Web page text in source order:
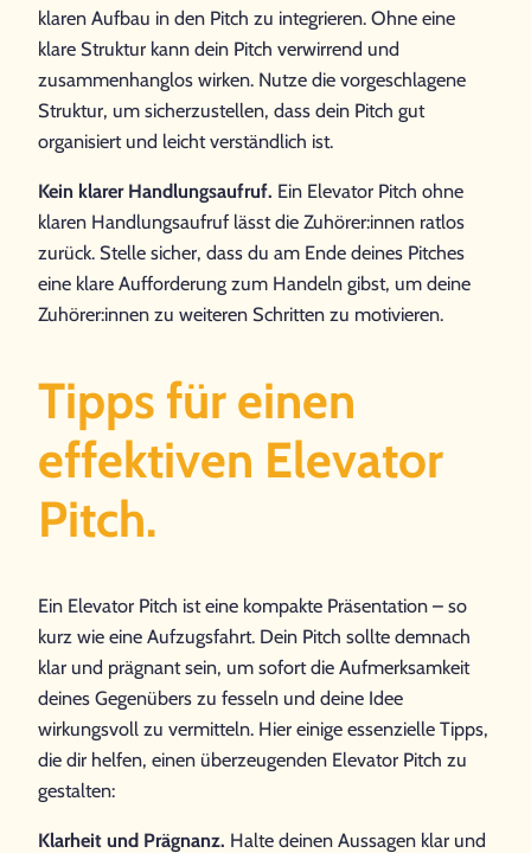
klaren Aufbau in den Pitch zu integrieren. Ohne eine
klare Struktur kann dein Pitch verwirrend und
zusammenhanglos wirken. Nutze die vorgeschlagene
Struktur, um sicherzustellen, dass dein Pitch gut
organisiert und leicht verständlich ist.
Kein klarer Handlungsaufruf. Ein Elevator Pitch ohne
klaren Handlungsaufruf lässt die Zuhörer:innen ratlos
zurück. Stelle sicher, dass du am Ende deines Pitches
eine klare Aufforderung zum Handeln gibst, um deine
Zuhörer:innen zu weiteren Schritten zu motivieren.
Tipps für einen
effektiven Elevator
Pitch.
Ein Elevator Pitch ist eine kompakte Präsentation – so
kurz wie eine Aufzugsfahrt. Dein Pitch sollte demnach
klar und prägnant sein, um sofort die Aufmerksamkeit
deines Gegenübers zu fesseln und deine Idee
wirkungsvoll zu vermitteln. Hier einige essenzielle Tipps,
die dir helfen, einen überzeugenden Elevator Pitch zu
gestalten:
Klarheit und Prägnanz. Halte deinen Aussagen klar und